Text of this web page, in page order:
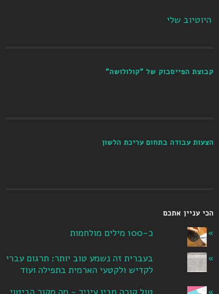
היוטיוב שלי
קבוצת הפייסבוק של "קולולושה"
הצעות עבודה בתחום עריכת הלשון
הכי עניין אתכם
כ-100 מילים מולחמות
בעברית זה נשמע טוב יותר: תרגום עברי
לקדיש ולקטעי הארמית בתפילה ועוד